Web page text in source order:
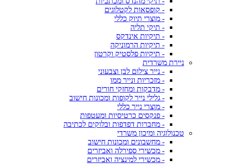
- קופסאות לקטלוגים
- מוצרי תיוק כללי
- תיקי תליה
- תיקיות אינדקס
- תיקיות הרמוניקה
- תיקיות פלסטיק וקרטון
ניירת משרדית
- נייר צילום לבן וצבעוני
- מזכריות ונייר ממו
- מדבקות ומחזקי חורים
- גלילי נייר לקופות ומכונות חישוב
- מוצרי נייר כללי
- פנקסים כרטיסיות ומעטפות
- מחברות דפדפות ובלוקים לכתיבה
טכנולוגיה ומיכון משרדי
- מחשבונים ומכונות חישוב
- מכשירי ספירלה ואביזרים
- מכשירי למינציה ואביזרים